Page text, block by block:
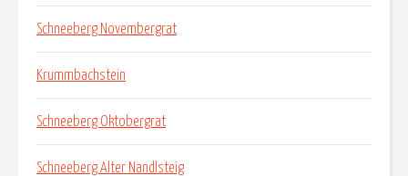
Schneeberg Novembergrat
Krummbachstein
Schneeberg Oktobergrat
Schneeberg Alter Nandlsteig